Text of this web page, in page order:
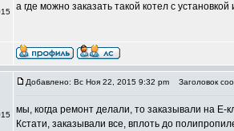
а где можно заказать такой котел с
Добавлено: Вс Ноя 22, 2015 9:32 pm Заголовок
мы, когда ремонт делали, то заказывали на Е-
Кстати, заказывали все, вплоть до